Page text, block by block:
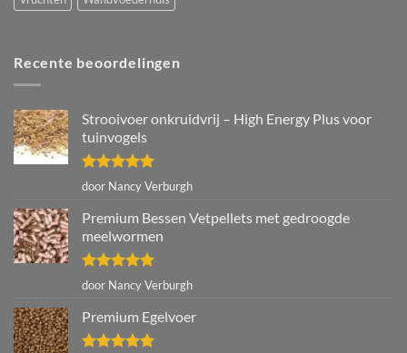
Recente beoordelingen
Strooivoer onkruidvrij – High Energy Plus voor
tuinvogels
Gewaardeerd
door Nancy Verburgh
Premium Bessen Vetpellets met gedroogde
meelwormen
Gewaardeerd
door Nancy Verburgh
Premium Egelvoer